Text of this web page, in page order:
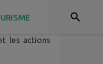
les actions